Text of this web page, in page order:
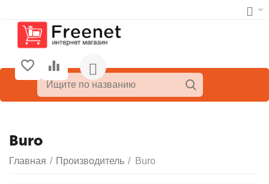
Buro
Главная / Производитель / Buro